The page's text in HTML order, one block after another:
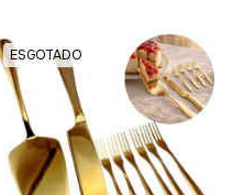
ESGOTADO